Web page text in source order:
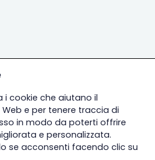
i cookie che aiutano il
e per tenere traccia di
in modo da poterti offrire
e personalizzata.
se acconsenti facendo clic su